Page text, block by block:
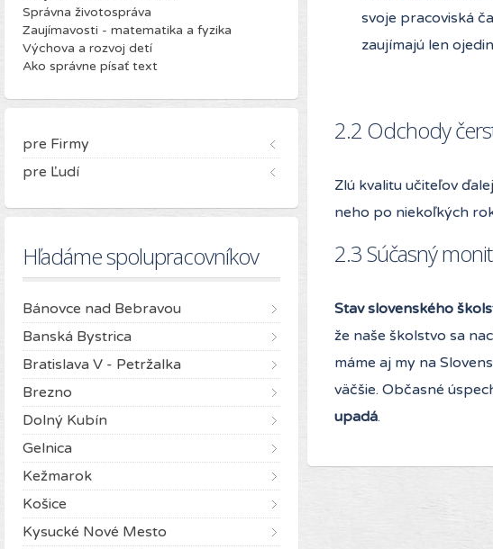
svoje pracoviská
zaujímajú len
2.2 Odchody
Zlú kvalitu učiteľov
neho po niekoľkých
2.3 Súčasný
Stav slovenského
že naše školstvo sa
máme aj my na
väčšie. Občasné
upadá.
Správna životospráva
Zaujímavosti - matematika a fyzika
Výchova a rozvoj detí
Ako správne písať text
pre Firmy
pre Ľudí
Hľadáme spolupracovníkov
Bánovce nad Bebravou
Banská Bystrica
Bratislava V - Petržalka
Brezno
Dolný Kubín
Gelnica
Kežmarok
Košice
Kysucké Nové Mesto